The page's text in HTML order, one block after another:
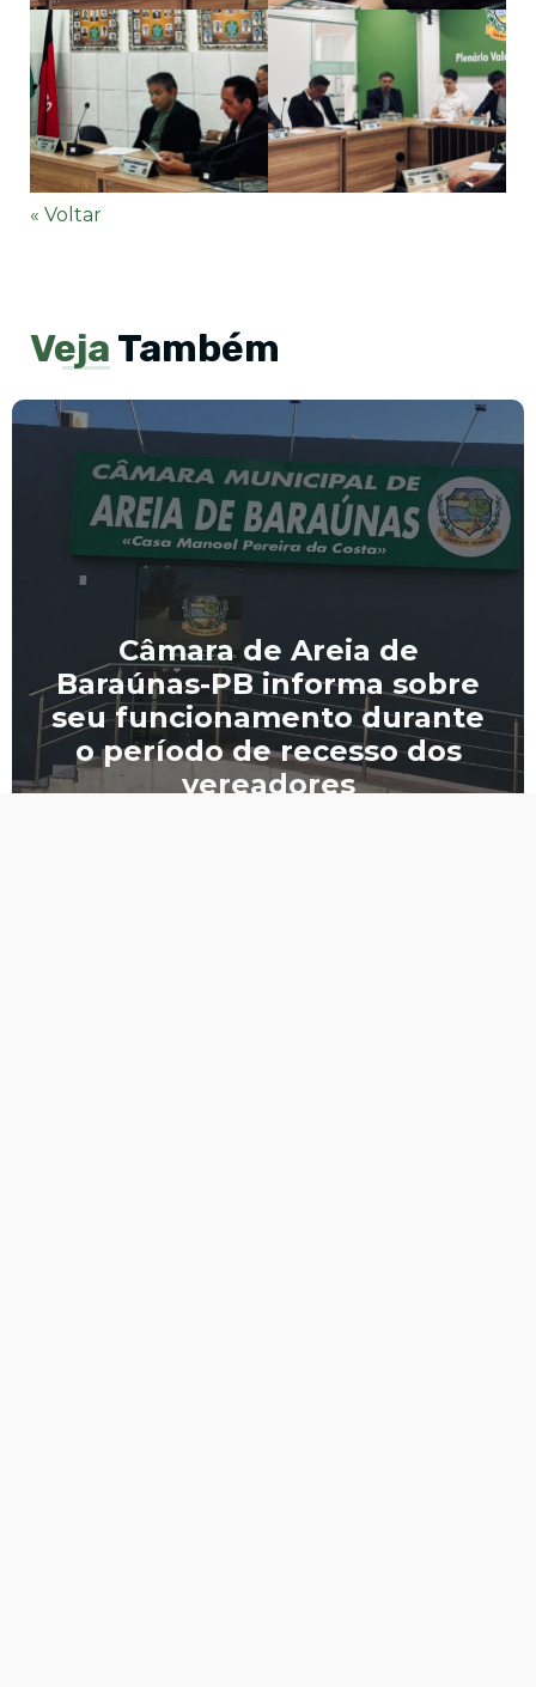
« Voltar
Veja Também
Câmara de Areia de
Baraúnas-PB informa sobre
seu funcionamento durante
o período de recesso dos
vereadores